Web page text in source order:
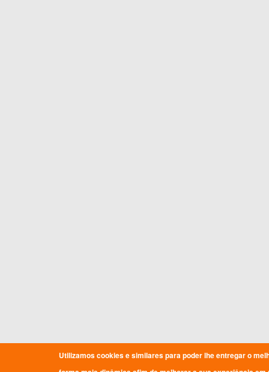
Utilizamos cookies e similares para poder lhe entregar o